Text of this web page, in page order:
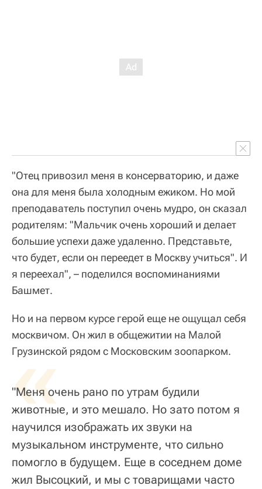
"Отец привозил меня в консерваторию, и даже
она для меня была холодным ежиком. Но мой
преподаватель поступил очень мудро, он сказал
родителям: "Мальчик очень хороший и делает
большие успехи даже удаленно. Представьте,
что будет, если он переедет в Москву учиться". И
я переехал", – поделился воспоминаниями
Башмет.
Но и на первом курсе герой еще не ощущал себя
москвичом. Он жил в общежитии на Малой
Грузинской рядом с Московским зоопарком.
«
"Меня очень рано по утрам будили
животные, и это мешало. Но зато потом я
научился изображать их звуки на
музыкальном инструменте, что сильно
помогло в будущем. Еще в соседнем доме
жил Высоцкий, и мы с товарищами часто